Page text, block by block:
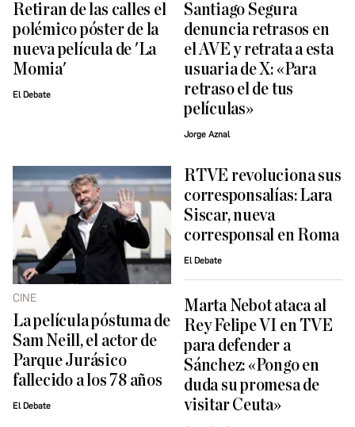
Retiran de las calles el
polémico póster de la
nueva película de 'La
Momia'
El Debate
Santiago Segura
denuncia retrasos en
el AVE y retrata a esta
usuaria de X: «Para
retraso el de tus
películas»
Jorge Aznal
CINE
La película póstuma de
Sam Neill, el actor de
Parque Jurásico
fallecido a los 78 años
El Debate
RTVE revoluciona sus
corresponsalías: Lara
Siscar, nueva
corresponsal en Roma
El Debate
Marta Nebot ataca al
Rey Felipe VI en TVE
para defender a
Sánchez: «Pongo en
duda su promesa de
visitar Ceuta»